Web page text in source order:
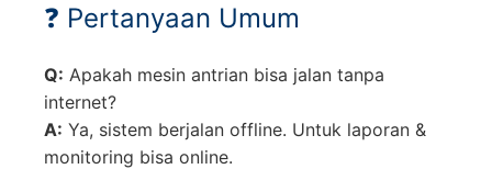
❓ Pertanyaan Umum
Q: Apakah mesin antrian bisa jalan tanpa
internet?
A: Ya, sistem berjalan offline. Untuk laporan &
monitoring bisa online.